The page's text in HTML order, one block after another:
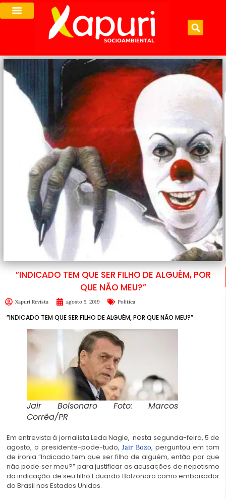
”INDICADO TEM QUE SER FILHO DE ALGUÉM, POR
QUE NÃO MEU?”
Xapuri Revista agosto 5, 2019 Política
”INDICADO TEM QUE SER FILHO DE ALGUÉM, POR QUE NÃO MEU?”
Jair Bolsonaro Foto: Marcos
Corrêa/PR
Em entrevista à jornalista Leda Nagle, nesta segunda-feira, 5 de
agosto, o presidente-pode-tudo, Jair Bozo, perguntou em tom
de ironia “Indicado tem que ser filho de alguém, então por que
não pode ser meu?” para justificar as acusações de nepotismo
da indicação de seu filho Eduardo Bolzonaro como embaixador
do Brasil nos Estados Unidos.